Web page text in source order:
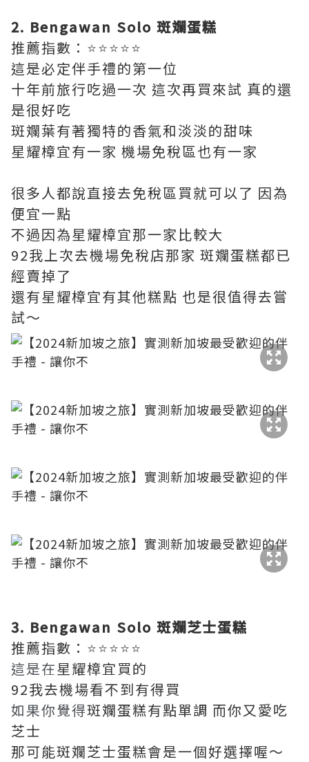
2. Bengawan Solo 斑斕蛋糕
推薦指數： ⭐⭐⭐⭐⭐
這是必定伴手禮的第一位
十年前旅行吃過一次 這次再買來試 真的還
是很好吃
斑斕葉有著獨特的香氣和淡淡的甜味
星耀樟宜有一家 機場免稅區也有一家
很多人都說直接去免稅區買就可以了 因為
便宜一點
不過因為星耀樟宜那一家比較大
92我上次去機場免稅店那家 斑斕蛋糕都已
經賣掉了
還有星耀樟宜有其他糕點 也是很值得去嘗
試～
3. Bengawan Solo 斑斕芝士蛋糕
推薦指數： ⭐⭐⭐⭐⭐
這是在星耀樟宜買的
92我去機場看不到有得買
如果你覺得斑斕蛋糕有點單調 而你又愛吃
芝士
那可能斑斕芝士蛋糕會是一個好選擇喔～